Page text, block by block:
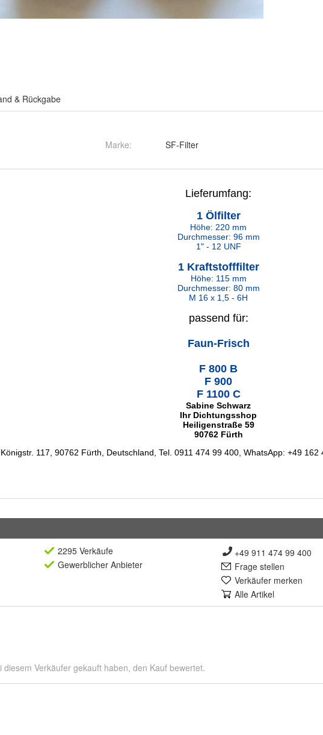
& Rückgabe
Marke: SF-Filter
2295 Verkäufe
Gewerblicher Anbieter
+49 911 474 99 400
Frage stellen
Verkäufer merken
Alle Artikel
Verkäufer gekauft haben, den Kauf bewertet.